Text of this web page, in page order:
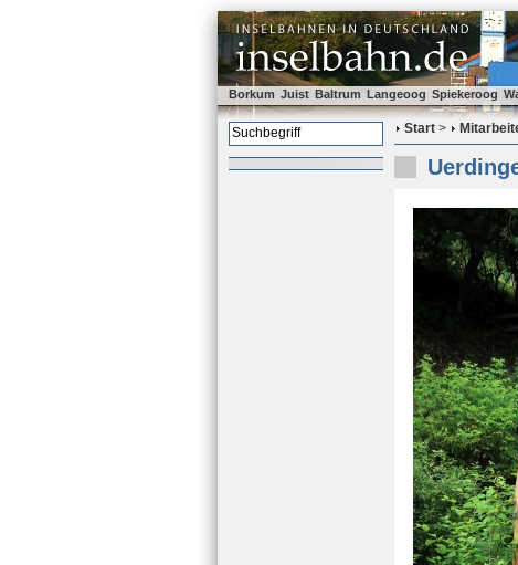
Borkum Juist Baltrum Langeoog Spiekeroog
Start >